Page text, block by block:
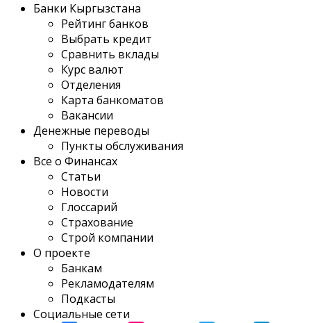
Банки Кыргызстана
Рейтинг банков
Выбрать кредит
Сравнить вклады
Курс валют
Отделения
Карта банкоматов
Вакансии
Денежные переводы
Пункты обслуживания
Все о Финансах
Статьи
Новости
Глоссарий
Страхование
Строй компании
О проекте
Банкам
Рекламодателям
Подкасты
Социальные сети